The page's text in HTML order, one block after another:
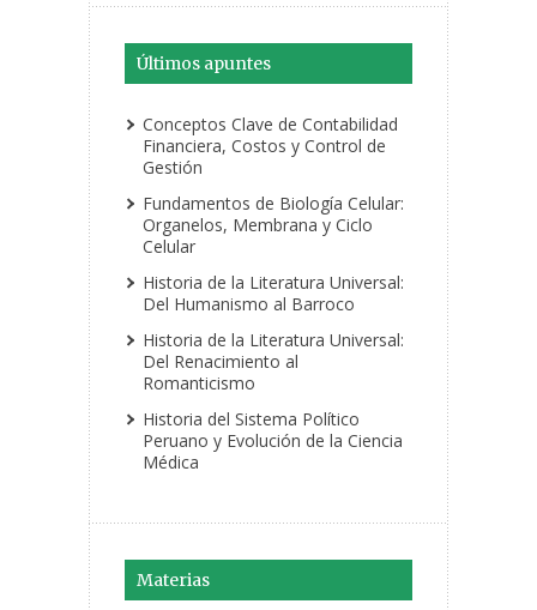
Últimos apuntes
Conceptos Clave de Contabilidad
Financiera, Costos y Control de
Gestión
Fundamentos de Biología Celular:
Organelos, Membrana y Ciclo
Celular
Historia de la Literatura Universal:
Del Humanismo al Barroco
Historia de la Literatura Universal:
Del Renacimiento al
Romanticismo
Historia del Sistema Político
Peruano y Evolución de la Ciencia
Médica
Materias